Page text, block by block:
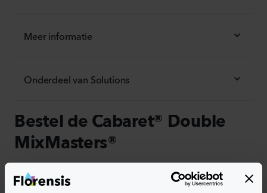
Meer informatie
Onderdeel van Solutions
Bestel de Cabaret® Double
MixMasters®
Voeg eenvoudig de producten toe aan je winkelwagen
door op een van de productvormen van de gewenste